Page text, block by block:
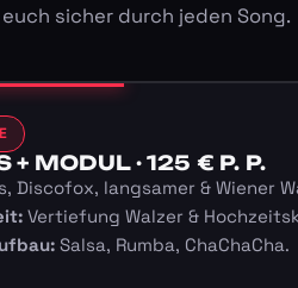
sicher durch jeden Song.
+ MODUL · 125 € P. P.
Discofox, langsamer & Wiener
Vertiefung Walzer &
Salsa, Rumba, ChaChaCha.